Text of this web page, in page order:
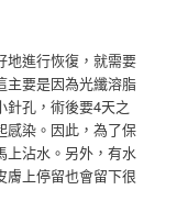
地進行恢復，就需要
主要是因為光纖溶脂
針孔，術後要4天之
染。 因此，為了保
沾水。 另外，有水
膚上停留也會留下很